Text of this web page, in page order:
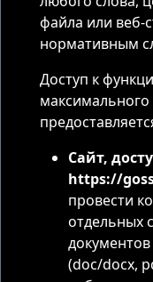
файла или веб-
нормативным
Доступ к
максимального
Сайт,
https://
провести
отдельных
(doc/docx,